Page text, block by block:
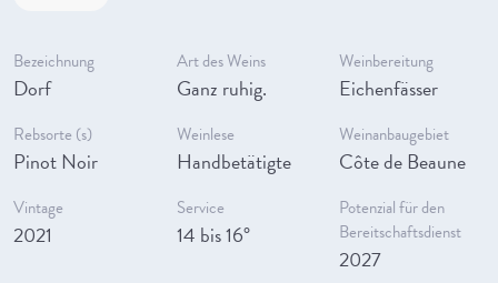
Bezeichnung
Dorf
Art des Weins
Ganz ruhig.
Weinbereitung
Eichenfässer
Rebsorte (s)
Pinot Noir
Weinlese
Handbetätigte
Weinanbaugebiet
Côte de Beaune
Vintage
2021
Service
14 bis 16°
Potenzial für den
Bereitschaftsdienst
2027